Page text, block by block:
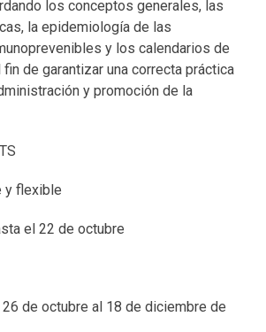
los conceptos generales, las
la epidemiología de las
y los calendarios de
fin de garantizar una correcta práctica
y promoción de la
y flexible
el 22 de octubre
de octubre al 18 de diciembre de